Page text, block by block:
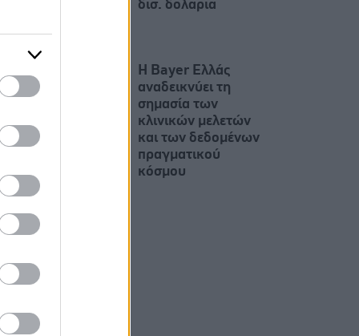
δισ. δολαρια
Η Bayer Ελλάς
αναδεικνύει τη
σημασία των
κλινικών μελετών
και των δεδομένων
πραγματικού
κόσμου